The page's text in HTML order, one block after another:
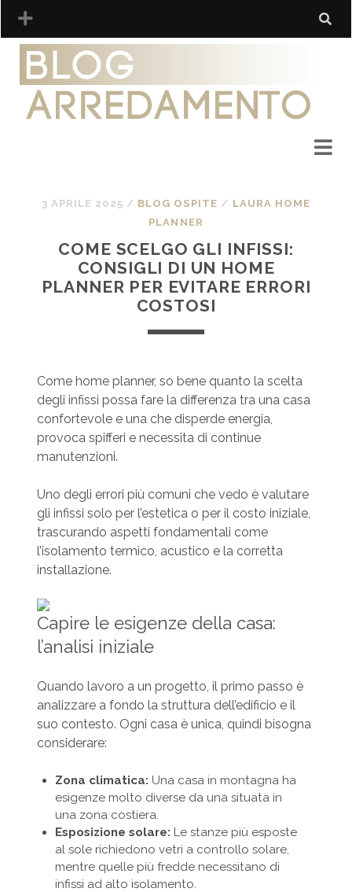
3 APRILE 2025 / BLOG OSPITE / LAURA HOME
PLANNER
COME SCELGO GLI INFISSI:
CONSIGLI DI UN HOME
PLANNER PER EVITARE ERRORI
COSTOSI
Come home planner, so bene quanto la scelta
degli infissi possa fare la differenza tra una casa
confortevole e una che disperde energia,
provoca spifferi e necessita di continue
manutenzioni.
Uno degli errori più comuni che vedo è valutare
gli infissi solo per l’estetica o per il costo iniziale,
trascurando aspetti fondamentali come
l’isolamento termico, acustico e la corretta
installazione.
Capire le esigenze della casa:
l’analisi iniziale
Quando lavoro a un progetto, il primo passo è
analizzare a fondo la struttura dell’edificio e il
suo contesto. Ogni casa è unica, quindi bisogna
considerare:
Zona climatica: Una casa in montagna ha
esigenze molto diverse da una situata in
una zona costiera.
Esposizione solare: Le stanze più esposte
al sole richiedono vetri a controllo solare,
mentre quelle più fredde necessitano di
infissi ad alto isolamento.